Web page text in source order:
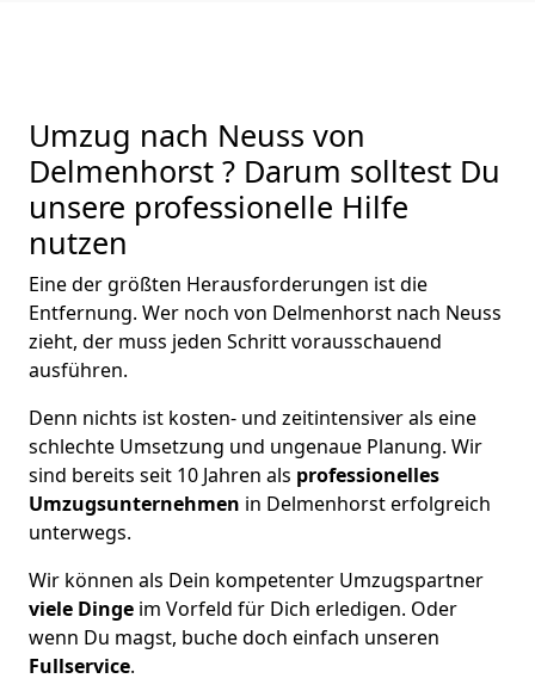
Umzug nach Neuss von
Delmenhorst ? Darum solltest Du
unsere professionelle Hilfe
nutzen
Eine der größten Herausforderungen ist die
Entfernung. Wer noch von Delmenhorst nach Neuss
zieht, der muss jeden Schritt vorausschauend
ausführen.
Denn nichts ist kosten- und zeitintensiver als eine
schlechte Umsetzung und ungenaue Planung. Wir
sind bereits seit 10 Jahren als professionelles
Umzugsunternehmen in Delmenhorst erfolgreich
unterwegs.
Wir können als Dein kompetenter Umzugspartner
viele Dinge im Vorfeld für Dich erledigen. Oder
wenn Du magst, buche doch einfach unseren
Fullservice.